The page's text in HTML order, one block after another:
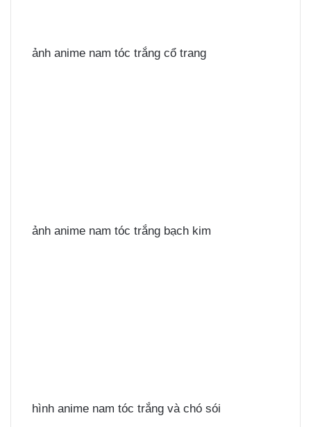
ảnh anime nam tóc trắng cổ trang
ảnh anime nam tóc trắng bạch kim
hình anime nam tóc trắng và chó sói